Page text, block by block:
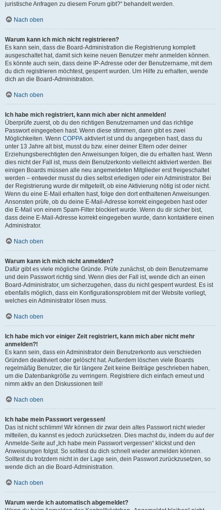
juristische Anfragen zu diesem Forum gibt?“ behandelt werden.
Nach oben
Warum kann ich mich nicht registrieren?
Es kann sein, dass die Board-Administration die Registrierung komplett
ausgeschaltet hat, damit sich keine neuen Benutzer mehr anmelden können.
Es könnte auch sein, dass deine IP-Adresse oder der Benutzername, mit dem
du dich registrieren möchtest, gesperrt wurden. Um Hilfe zu erhalten, wende
dich an die Board-Administration.
Nach oben
Ich habe mich registriert, kann mich aber nicht anmelden!
Überprüfe zuerst, ob du den richtigen Benutzernamen und das richtige
Passwort eingegeben hast. Wenn diese stimmen, dann gibt es zwei
Möglichkeiten. Wenn COPPA aktiviert ist und du angegeben hast, dass du
unter 13 Jahre alt bist, musst du bzw. einer deiner Eltern oder deiner
Erziehungsberechtigten den Anweisungen folgen, die du erhalten hast. Wenn
dies nicht der Fall ist, muss dein Benutzerkonto vielleicht aktiviert werden. Bei
einigen Boards müssen alle neu angemeldeten Mitglieder erst freigeschaltet
werden – entweder musst du dies selbst erledigen oder ein Administrator. Bei
der Registrierung wurde dir mitgeteilt, ob eine Aktivierung nötig ist oder nicht.
Wenn du eine E-Mail erhalten hast, folge den dort enthaltenen Anweisungen.
Ansonsten prüfe, ob du deine E-Mail-Adresse korrekt eingegeben hast oder
die E-Mail von einem Spam-Filter blockiert wurde. Wenn du dir sicher bist,
dass deine E-Mail-Adresse korrekt eingegeben wurde, dann kontaktiere einen
Administrator.
Nach oben
Warum kann ich mich nicht anmelden?
Dafür gibt es viele mögliche Gründe. Prüfe zunächst, ob dein Benutzername
und dein Passwort richtig sind. Wenn dies der Fall ist, wende dich an einen
Board-Administrator, um sicherzugehen, dass du nicht gesperrt wurdest. Es ist
ebenfalls möglich, dass ein Konfigurationsproblem mit der Website vorliegt,
welches ein Administrator lösen muss.
Nach oben
Ich habe mich vor einiger Zeit registriert, kann mich aber nicht mehr
anmelden?!
Es kann sein, dass ein Administrator dein Benutzerkonto aus verschieden
Gründen deaktiviert oder gelöscht hat. Außerdem löschen viele Boards
regelmäßig Benutzer, die für längere Zeit keine Beiträge geschrieben haben,
um die Datenbankgröße zu verringern. Registriere dich einfach erneut und
nimm aktiv an den Diskussionen teil!
Nach oben
Ich habe mein Passwort vergessen!
Das ist nicht schlimm! Wir können dir zwar dein altes Passwort nicht wieder
mitteilen, du kannst es jedoch zurücksetzen. Dies machst du, indem du auf der
Anmelde-Seite auf „Ich habe mein Passwort vergessen“ klickst und den
Anweisungen folgst. So solltest du dich schnell wieder anmelden können.
Solltest du trotzdem nicht in der Lage sein, dein Passwort zurückzusetzen, so
wende dich an die Board-Administration.
Nach oben
Warum werde ich automatisch abgemeldet?